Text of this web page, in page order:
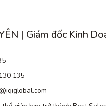
| Giám đốc Kinh
135